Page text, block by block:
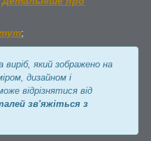
;
виріб, який зображено на
дизайном і
відрізнятися від
зв'яжіться з